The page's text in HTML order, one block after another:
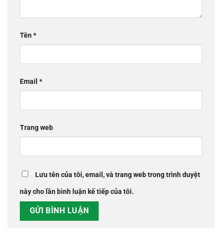
Tên*
Email *
Trang web
Lưu tên của tôi, email, và trang web trong trình duyệt
này cho lần bình luận kế tiếp của tôi.